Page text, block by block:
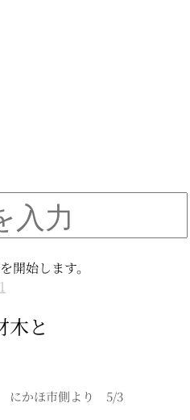
始します。
木と
かほ市側より 5/3